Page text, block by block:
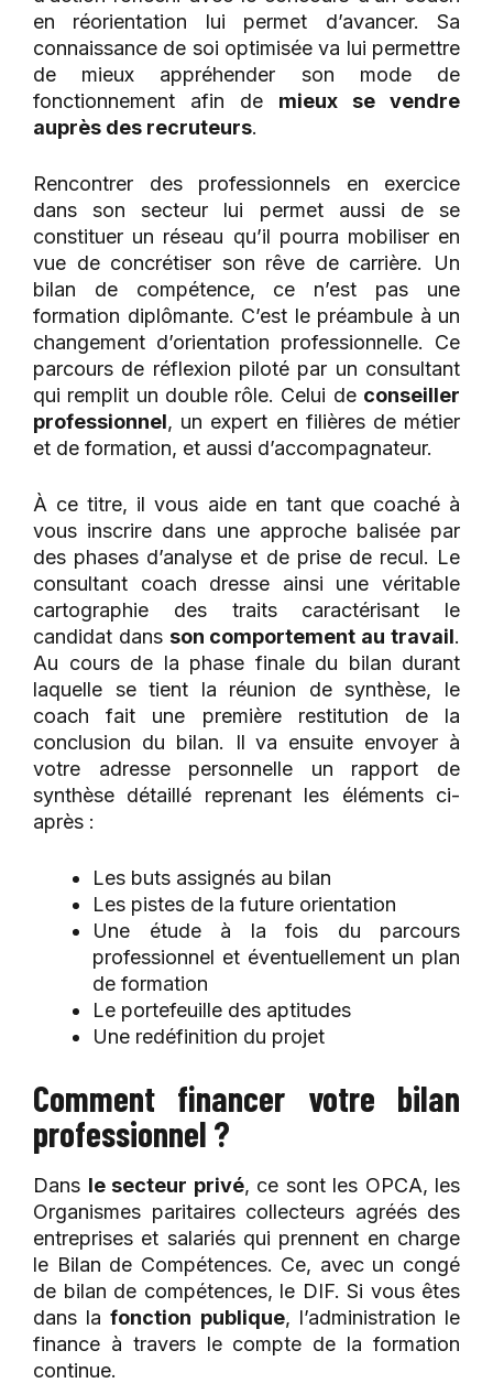
en réorientation lui permet d’avancer. Sa
connaissance de soi optimisée va lui permettre
de mieux appréhender son mode de
fonctionnement afin de mieux se vendre
auprès des recruteurs.
Rencontrer des professionnels en exercice
dans son secteur lui permet aussi de se
constituer un réseau qu’il pourra mobiliser en
vue de concrétiser son rêve de carrière. Un
bilan de compétence, ce n’est pas une
formation diplômante. C’est le préambule à un
changement d’orientation professionnelle. Ce
parcours de réflexion piloté par un consultant
qui remplit un double rôle. Celui de conseiller
professionnel, un expert en filières de métier
et de formation, et aussi d’accompagnateur.
À ce titre, il vous aide en tant que coaché à
vous inscrire dans une approche balisée par
des phases d’analyse et de prise de recul. Le
consultant coach dresse ainsi une véritable
cartographie des traits caractérisant le
candidat dans son comportement au travail.
Au cours de la phase finale du bilan durant
laquelle se tient la réunion de synthèse, le
coach fait une première restitution de la
conclusion du bilan. Il va ensuite envoyer à
votre adresse personnelle un rapport de
synthèse détaillé reprenant les éléments ci-
après :
Les buts assignés au bilan
Les pistes de la future orientation
Une étude à la fois du parcours
professionnel et éventuellement un plan
de formation
Le portefeuille des aptitudes
Une redéfinition du projet
Comment financer votre bilan
professionnel ?
Dans le secteur privé, ce sont les OPCA, les
Organismes paritaires collecteurs agréés des
entreprises et salariés qui prennent en charge
le Bilan de Compétences. Ce, avec un congé
de bilan de compétences, le DIF. Si vous êtes
dans lafonction publique, l’administration le
finance à travers le compte de la formation
continue.